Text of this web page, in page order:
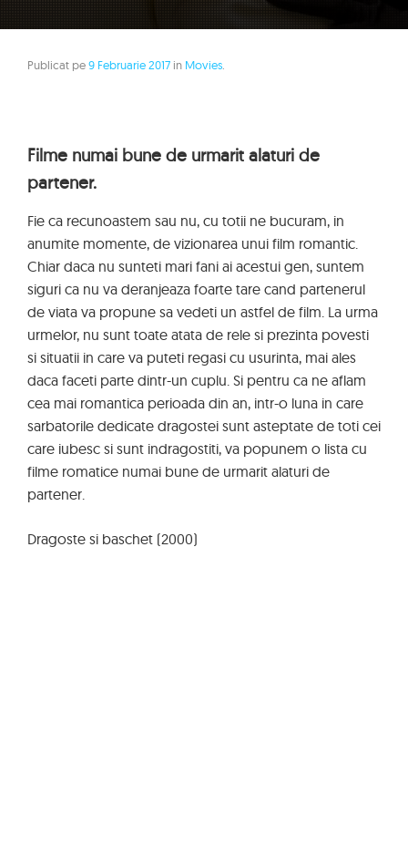
Publicat pe9 Februarie 2017 in Movies
Filme numai bune de urmarit alaturi de
partener.
Fie ca recunoastem sau nu, cu totii ne bucuram, in
anumite momente, de vizionarea unui film romantic.
Chiar daca nu sunteti mari fani ai acestui gen, suntem
siguri ca nu va deranjeaza foarte tare cand partenerul
de viata va propune sa vedeti un astfel de film. La urma
urmelor, nu sunt toate atata de rele si prezinta povesti
si situatii in care va puteti regasi cu usurinta, mai ales
daca faceti parte dintr-un cuplu. Si pentru ca ne aflam
cea mai romantica perioada din an, intr-o luna in care
sarbatorile dedicate dragostei sunt asteptate de toti cei
care iubesc si sunt indragostiti, va popunem o lista cu
filme romatice numai bune de urmarit alaturi de
partener.
Dragoste si baschet (2000)